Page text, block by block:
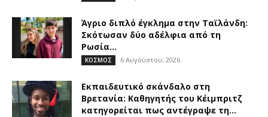
Άγριο διπλό έγκλημα στην Ταϊλάνδη:
Σκότωσαν δύο αδέλφια από τη
Ρωσία...
ΚΟΣΜΟΣ 6 Αυγούστου, 2026
Εκπαιδευτικό σκάνδαλο στη
Βρετανία: Καθηγητής του Κέιμπριτζ
κατηγορείται πως αντέγραψε τη...